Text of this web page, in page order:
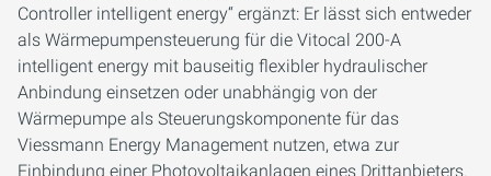
Controller intelligent energy“ ergänzt: Er lässt sich entweder
als Wärmepumpensteuerung für die Vitocal 200-A
intelligent energy mit bauseitig flexibler hydraulischer
Anbindung einsetzen oder unabhängig von der
Wärmepumpe als Steuerungskomponente für das
Viessmann Energy Management nutzen, etwa zur
Einbindung einer Photovoltaikanlagen eines Drittanbieters.